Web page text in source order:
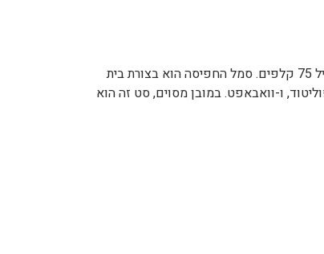
"תגלית חדשה" (Neo Discovery) הוא שם חפיסת הקלפים התשיעית של פוקימון (TCG). סט זה יצא לאור בתאריך 1.6.2001, והוא מכיל 75 קלפים. סמל החפיסה הוא בצורת בית
ו-וואבאפט. במובן מסוים, סט זה הוא